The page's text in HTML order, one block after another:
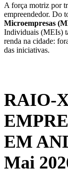
A força motriz por
empreendedor. Do
Microempresas
Individuais (MEIs)
renda na cidade:
das iniciativas.
RAIO-
EM
Mai